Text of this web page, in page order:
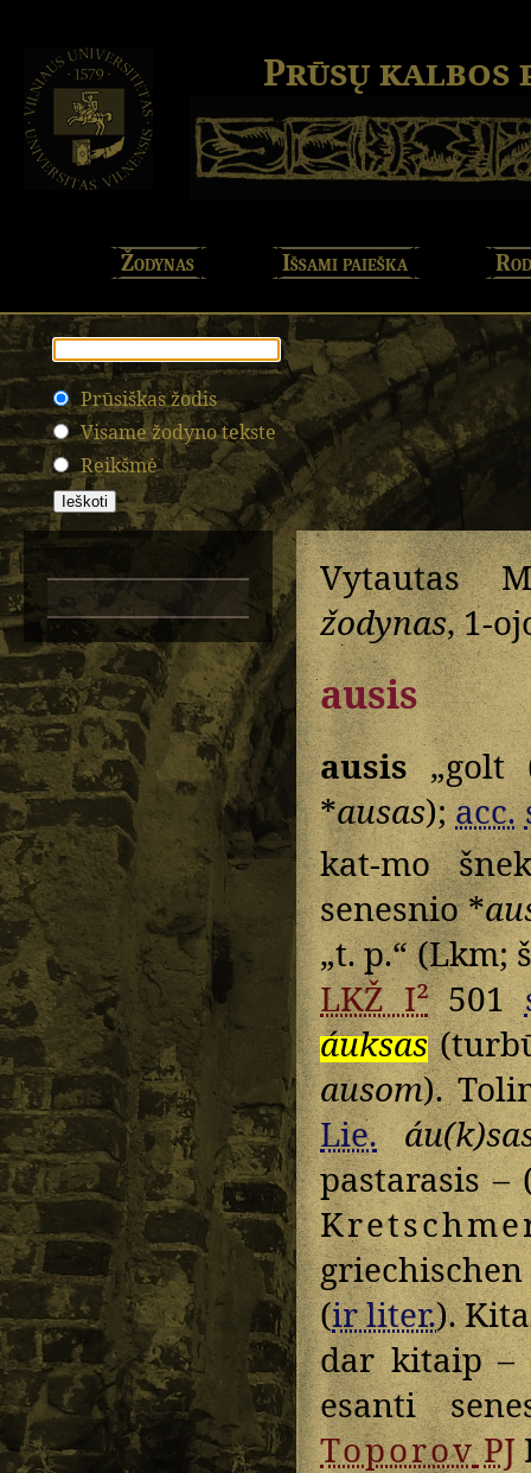
Prūsų kalbos
Žodynas Išsami paieška
Prūsiškas žodis
Visame žodyno tekste
Reikšmė
Vytautas
žodynas, 1-
ausis
ausis„golt
*ausas);acc.
kat-mo
senesnio *
„t. p.“ (Lkm;
LKŽ I²501
áuksas
ausom).
Lie.
pastarasis
griechischen
(ir liter.).
dar kitaip –
esanti
ToporovPJ